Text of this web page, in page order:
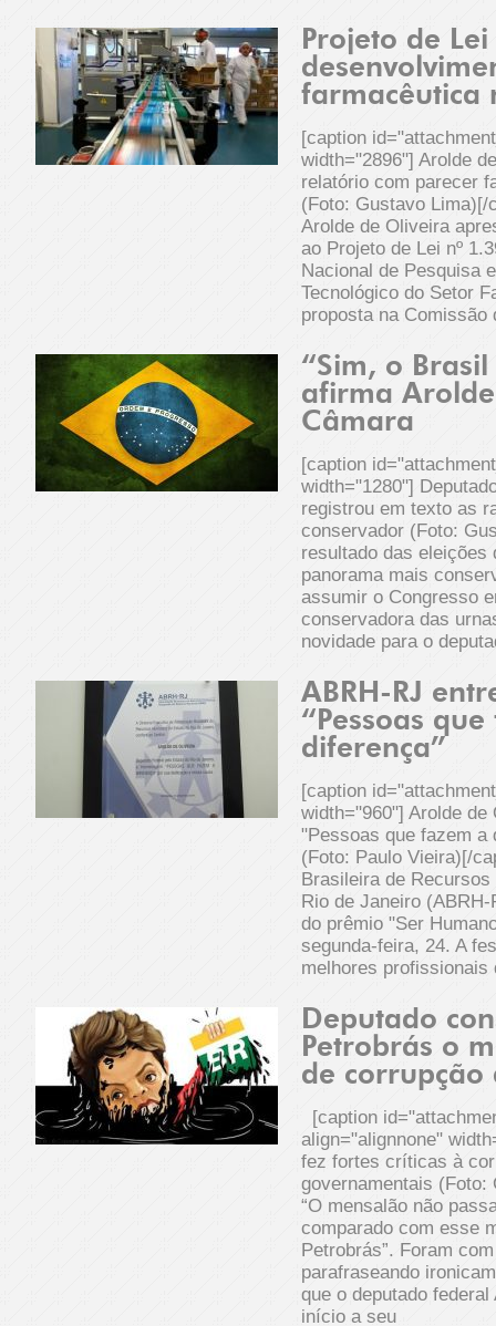
Projeto de
farmacêutica
[caption
width="2896"] Arolde
relatório com parecer
(Foto: Gustavo
Arolde de Oliveira
ao Projeto de Lei nº
Nacional de Pesquisa
Tecnológico do Setor
proposta na Comissão
“Sim, o
afirma
Câmara
[caption
width="1280"]
registrou em texto as
conservador (Foto:
resultado das eleições
panorama mais
assumir o Congresso
conservadora das
novidade para o
ABRH-RJ
“Pessoas
diferença”
[caption
width="960"] Arolde
"Pessoas que fazem a
(Foto: Paulo Vieira)[/
Brasileira de
Rio de Janeiro
do prêmio "Ser
segunda-feira, 24. A
melhores profissionais
Deputado
Petrobrás o
de corrupção
[caption
align="alignnone"
fez fortes críticas à
governamentais
“O mensalão não
comparado com esse
Petrobrás”. Foram
parafraseando
que o deputado
início a seu